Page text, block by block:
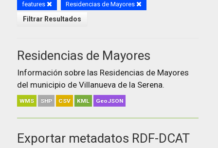
features Residencias de Mayores
Filtrar Resultados
Residencias de Mayores
Información sobre las Residencias de Mayores
del municipio de Villanueva de la Serena.
WMS SHP CSV KML GeoJSON
Exportar metadatos RDF-DCAT